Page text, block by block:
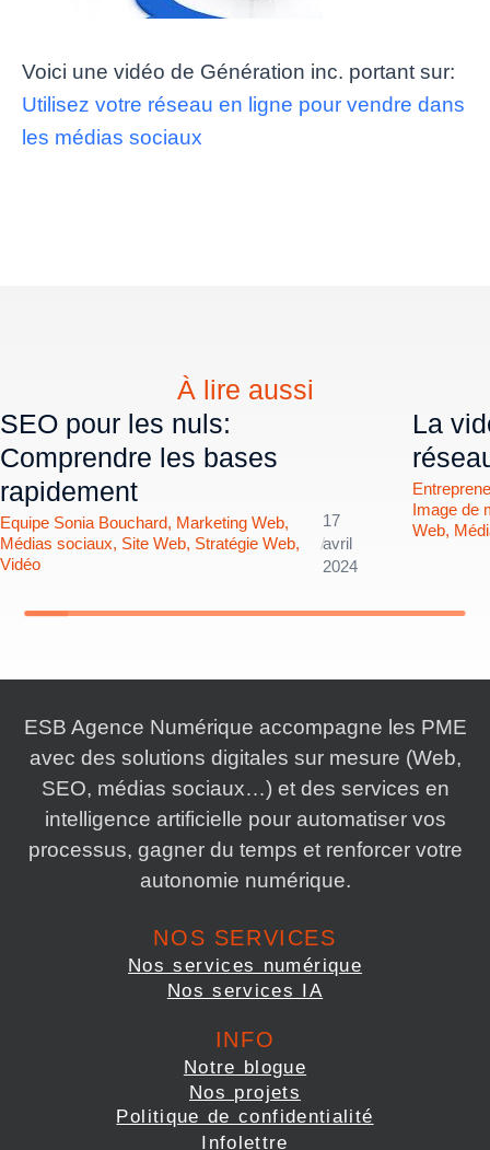
Voici une vidéo de Génération inc. portant sur:
Utilisez votre réseau en ligne pour vendre dans
les médias sociaux
À lire aussi
SEO pour les nuls:
Comprendre les bases
rapidement
Equipe Sonia Bouchard, Marketing Web,
Médias sociaux, Site Web, Stratégie Web,
Vidéo
/
17
avril
2024
La
Image de
Web,
ESB Agence Numérique accompagne les PME
avec des solutions digitales sur mesure (Web,
SEO, médias sociaux…) et des services en
intelligence artificielle pour automatiser vos
processus, gagner du temps et renforcer votre
autonomie numérique.
NOS SERVICES
Nos services numérique
Nos services IA
INFO
Notre blogue
Nos projets
Politique de confidentialité
Infolettre